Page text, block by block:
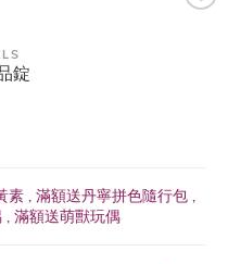
錠
素 , 滿額送丹寧拼色隨行包 ,
滿額送萌獸玩偶